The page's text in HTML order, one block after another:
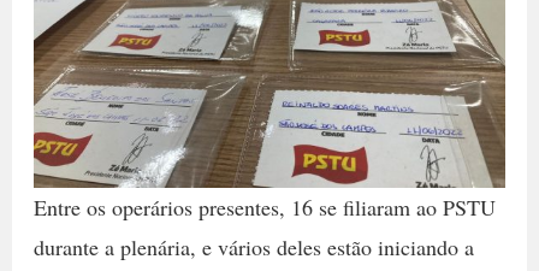
Entre os operários presentes, 16 se filiaram ao PSTU
durante a plenária, e vários deles estão iniciando a